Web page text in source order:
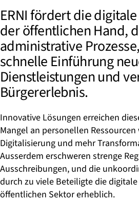
ERNI fördert die
der öffentlichen Hand,
administrative
schnelle Einführung
Dienstleistungen und
Bürgererlebnis.
Innovative Lösungen erreichen
Mangel an personellen
Digitalisierung und mehr
Ausserdem erschweren strenge
Ausschreibungen, und die
durch zu viele Beteiligte die
öffentlichen Sektor erheblich.